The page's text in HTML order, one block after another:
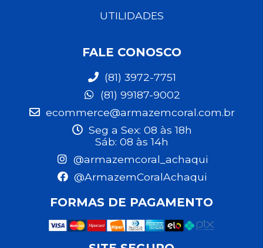
UTILIDADES
FALE CONOSCO
(81) 3972-7751
(81) 99187-9002
ecommerce@armazemcoral.com.br
Seg a Sex: 08 às 18h
Sáb: 08 às 14h
@armazemcoral_achaqui
@ArmazemCoralAchaqui
FORMAS DE PAGAMENTO